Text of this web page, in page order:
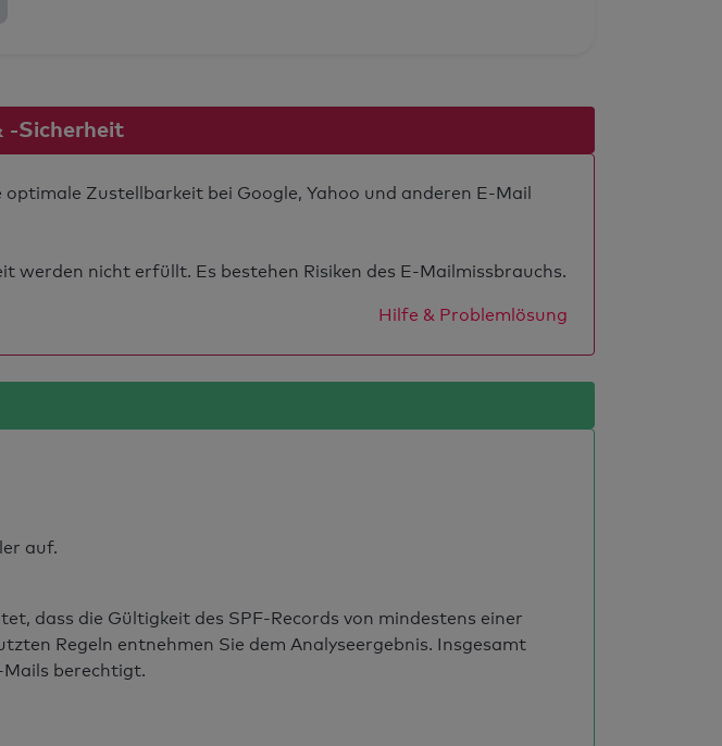
-Sicherheit
Zustellbarkeit bei Google, Yahoo und anderen E-Mail
nicht erfüllt. Es bestehen Risiken des E-Mailmissbrauchs.
Hilfe & Problemlösung
auf.
dass die Gültigkeit des SPF-Records von mindestens einer
Regeln entnehmen Sie dem Analyseergebnis. Insgesamt
Mails berechtigt.